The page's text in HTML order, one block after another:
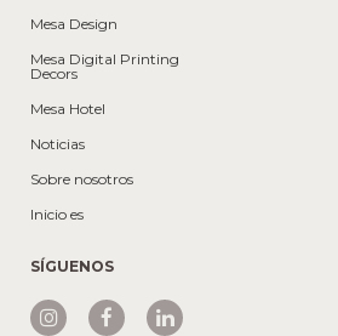
Mesa Design
Mesa Digital Printing
Decors
Mesa Hotel
Noticias
Sobre nosotros
Inicio es
SÍGUENOS